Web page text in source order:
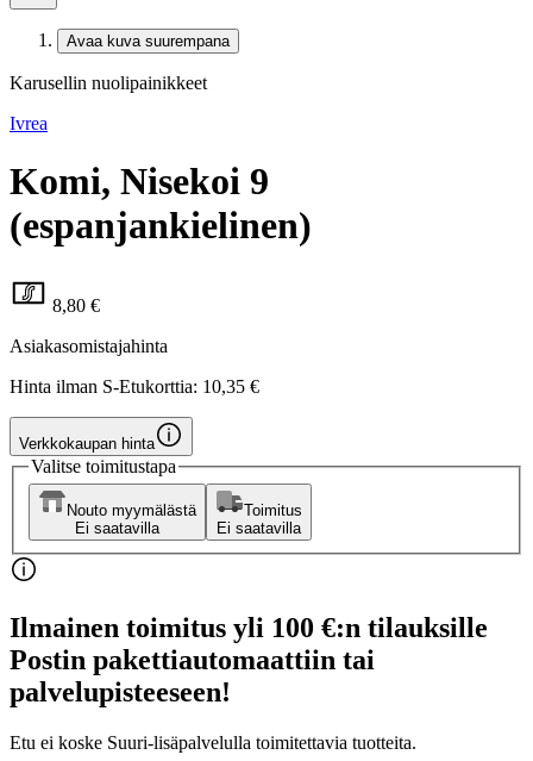
Avaa kuva suurempana
Karusellin nuolipainikkeet
Ivrea
Komi, Nisekoi 9
(espanjankielinen)
8,80 €
Asiakasomistajahinta
Hinta ilman S-Etukorttia: 10,35 €
Verkkokaupan hinta
Valitse toimitustapa
Nouto myymälästä
Ei saatavilla
Toimitus
Ei saatavilla
Ilmainen toimitus yli 100 €:n tilauksille
Postin pakettiautomaattiin tai
palvelupisteeseen!
Etu ei koske Suuri‑lisäpalvelulla toimitettavia tuotteita.